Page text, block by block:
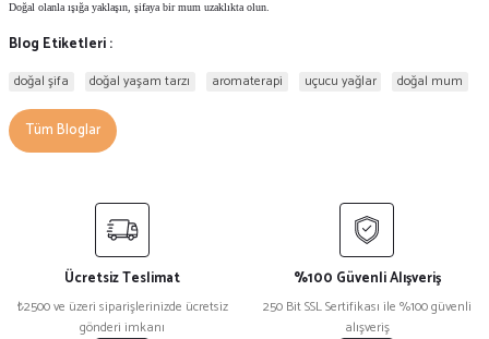
Doğal olanla ışığa yaklaşın, şifaya bir mum uzaklıkta olun.
Blog Etiketleri :
doğal şifa doğal yaşam tarzı aromaterapi uçucu yağlar doğal mum
Tüm Bloglar
Ücretsiz Teslimat
₺2500 ve üzeri siparişlerinizde ücretsiz
gönderi imkanı
%100 Güvenli Alışveriş
250 Bit SSL Sertifikası ile %100 güvenli
alışveriş